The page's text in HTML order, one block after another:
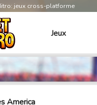
jeux cross-platforme
Jeux
America